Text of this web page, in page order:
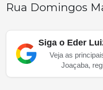
Rua Domingos
Siga o Eder
Veja as
Joaçaba,